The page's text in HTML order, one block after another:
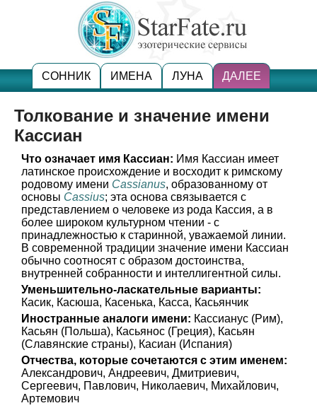
СОННИК ИМЕНА ЛУНА ДАЛЕЕ
Толкование и значение имени
Кассиан
Что означает имя Кассиан: Имя Кассиан имеет
латинское происхождение и восходит к римскому
родовому имени Cassianus, образованному от
основы Cassius; эта основа связывается с
представлением о человеке из рода Кассия, а в
более широком культурном чтении - с
принадлежностью к старинной, уважаемой линии.
В современной традиции значение имени Кассиан
обычно соотносят с образом достоинства,
внутренней собранности и интеллигентной силы.
Уменьшительно-ласкательные варианты:
Касик, Касюша, Касенька, Касса, Касьянчик
Иностранные аналоги имени: Кассианус (Рим),
Касьян (Польша), Касьянос (Греция), Касьян
(Славянские страны), Касиан (Испания)
Отчества, которые сочетаются с этим именем:
Александрович, Андреевич, Дмитриевич,
Сергеевич, Павлович, Николаевич, Михайлович,
Артемович